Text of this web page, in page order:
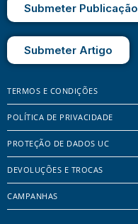
Submeter Publicação
Submeter Artigo
TERMOS E CONDIÇÕES
POLÍTICA DE PRIVACIDADE
PROTEÇÃO DE DADOS UC
DEVOLUÇÕES E TROCAS
CAMPANHAS